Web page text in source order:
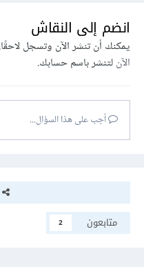
انضم إلى النقاش
يمكنك أن تنشر الآن وتسجل
الآنلتنشر باسم حسابك.
أجب على هذا السؤال...
متابعون
2